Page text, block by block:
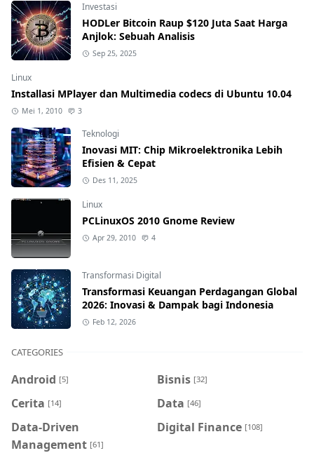
Investasi
HODLer Bitcoin Raup $120 Juta Saat Harga
Anjlok: Sebuah Analisis
Sep 25, 2025
Linux
Installasi MPlayer dan Multimedia codecs di Ubuntu 10.04
Mei 1, 2010 3
Teknologi
Inovasi MIT: Chip Mikroelektronika Lebih
Efisien & Cepat
Des 11, 2025
Linux
PCLinuxOS 2010 Gnome Review
Apr 29, 2010 4
Transformasi Digital
Transformasi Keuangan Perdagangan Global
2026: Inovasi & Dampak bagi Indonesia
Feb 12, 2026
CATEGORIES
Android [5] Bisnis [32]
Cerita [14] Data [46]
Data-Driven
Management [61]
Digital Finance [108]